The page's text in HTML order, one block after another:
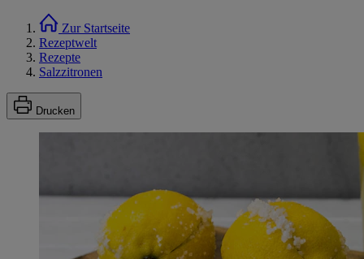
Zur Startseite
Rezeptwelt
Rezepte
Salzzitronen
Drucken